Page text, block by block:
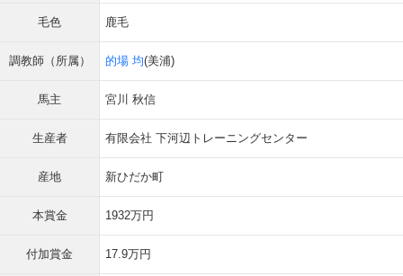
毛色 鹿毛
調教師（所属） 的場 均(美浦)
馬主 宮川 秋信
生産者 有限会社 下河辺トレーニングセンター
産地 新ひだか町
本賞金 1932万円
付加賞金 17.9万円